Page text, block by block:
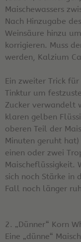
Maischewassers
Nach Hinzugabe
Weinsäure hinzu
korrigieren. Muss
werden, Kalzium
Ein zweiter Trick
Tinktur um
Zucker verwandelt
klaren gelben
oberen Teil der
Minuten geruht
einen oder zwei
Maischeflüssigkeit.
sich noch Stärke in
Fall noch länger
2. „Dünner“ Korn
Eine „dünne“